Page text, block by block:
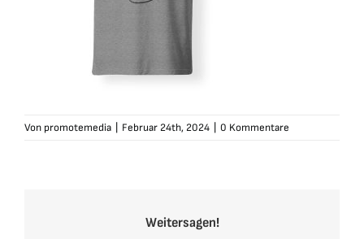
Von promotemedia Februar 24th, 2024 0 Kommentare
Weitersagen!